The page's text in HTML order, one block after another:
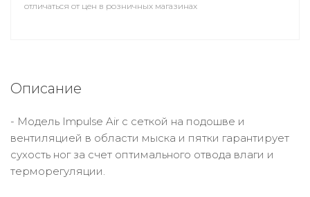
отличаться от цен в розничных магазинах
Описание
- Модель Impulse Air с сеткой на подошве и
вентиляцией в области мыска и пятки гарантирует
сухость ног за счет оптимального отвода влаги и
терморегуляции.